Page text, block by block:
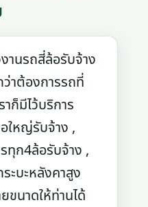
นรถสี่ล้อรับจ้าง
าต้องการรถที่
ก็มีไว้บริการ
ใหญ่รับจ้าง ,
ทุก4ล้อรับจ้าง ,
ะบะหลังคาสูง
ขนาดให้ท่านได้